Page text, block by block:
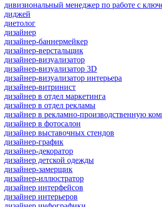
дивизиональный менеджер по работе с
диджей
диетолог
дизайнер
дизайнер-баннермейкер
дизайнер-верстальщик
дизайнер-визуализатор
дизайнер-визуализатор 3D
дизайнер-визуализатор интерьера
дизайнер-витринист
дизайнер в отдел маркетинга
дизайнер в отдел рекламы
дизайнер в рекламно-производственную
дизайнер в фотосалон
дизайнер выставочных стендов
дизайнер-график
дизайнер-декоратор
дизайнер детской одежды
дизайнер-замерщик
дизайнер-иллюстратор
дизайнер интерфейсов
дизайнер интерьеров